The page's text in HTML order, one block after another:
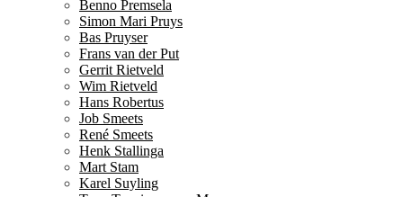
Benno Premsela
Simon Mari Pruys
Bas Pruyser
Frans van der Put
Gerrit Rietveld
Wim Rietveld
Hans Robertus
Job Smeets
René Smeets
Henk Stallinga
Mart Stam
Karel Suyling